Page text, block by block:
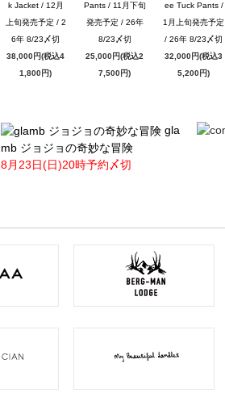
k Jacket / 12月
上旬発売予定 / 2
6年 8/23〆切
38,000円(税込4
1,800円)
Pants / 11月下旬
発売予定 / 26年
8/23〆切
25,000円(税込2
7,500円)
ee Tuck Pants /
1月上旬発売予定
/ 26年 8/23〆切
32,000円(税込3
5,200円)
gla
mb ジョジョの奇妙な冒険
8月23日(日)20時予約〆切